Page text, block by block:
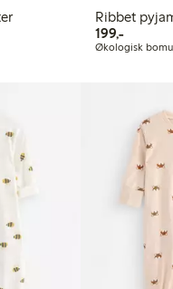
Ribbet
199,-199,00 kr
Økologisk